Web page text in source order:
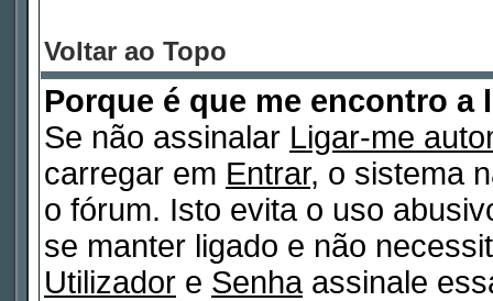
Voltar ao Topo
Porque é que me encontro
Se não assinalar Ligar-me
carregar em Entrar, o sistema
o fórum. Isto evita o uso
se manter ligado e não
Utilizador e Senhaassinale